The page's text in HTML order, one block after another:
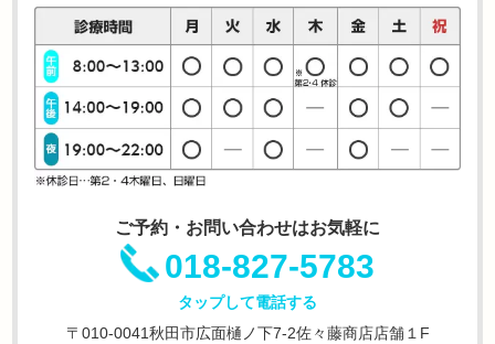
ご予約・お問い合わせはお気軽に
018-827-5783
タップして電話する
〒010-0041秋田市広面樋ノ下7-2佐々藤商店店舗１F